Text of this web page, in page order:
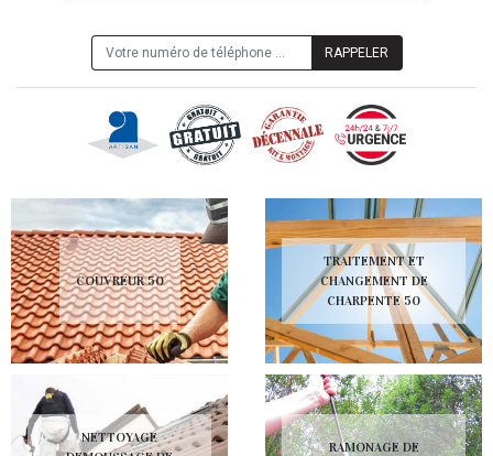
COUVREUR 50
NETTOYAGE
TRAITEMENT ET
CHANGEMENT DE
CHARPENTE 50
RAMONAGE DE